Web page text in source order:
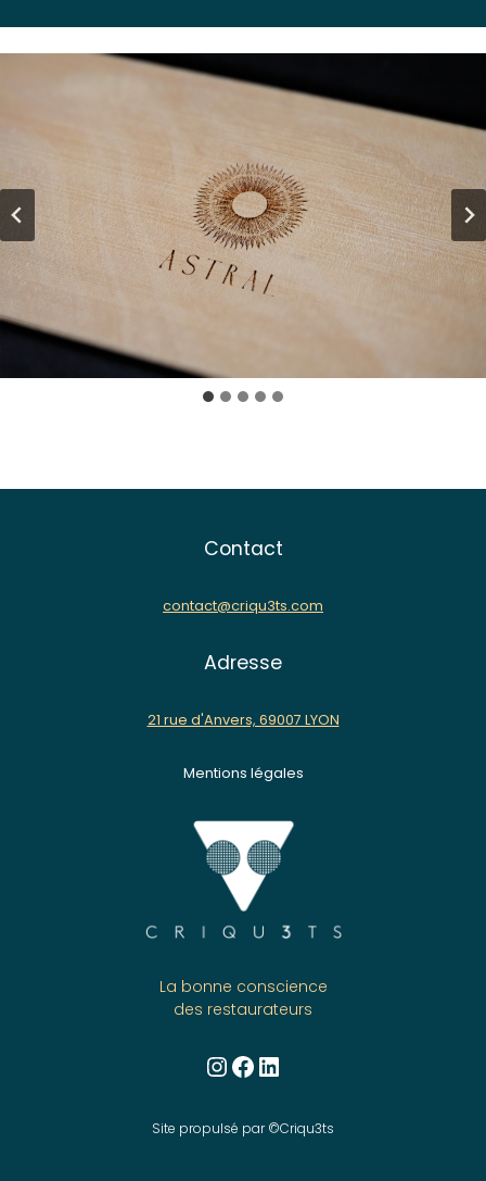
Contact
contact@criqu3ts.com
Adresse
21 rue d'Anvers, 69007 LYON
Mentions légales
La bonne conscience
des restaurateurs
Instagram
Facebook
LinkedIn
Site propulsé par ©Criqu3ts